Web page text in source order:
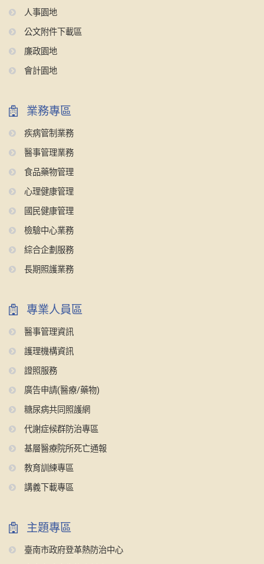
人事園地
公文附件下載區
廉政園地
會計園地
業務專區
疾病管制業務
醫事管理業務
食品藥物管理
心理健康管理
國民健康管理
檢驗中心業務
綜合企劃服務
長期照護業務
專業人員區
醫事管理資訊
護理機構資訊
證照服務
廣告申請(醫療/藥物)
糖尿病共同照護網
代謝症候群防治專區
基層醫療院所死亡通報
教育訓練專區
講義下載專區
主題專區
臺南市政府登革熱防治中心